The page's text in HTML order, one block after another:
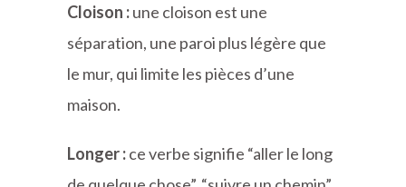
Cloison :une cloison est une
séparation, une paroi plus légère que
le mur, qui limite les pièces d’une
maison.
Longer :ce verbe signifie “aller le long